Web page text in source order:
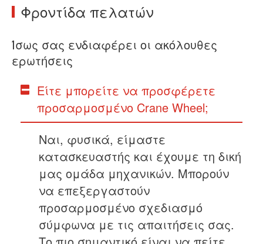
Φροντίδα πελατών
Ίσως σας ενδιαφέρει οι ακόλουθες
ερωτήσεις
Είτε μπορείτε να προσφέρετε
προσαρμοσμένο Crane Wheel;
Ναι, φυσικά, είμαστε
κατασκευαστής και έχουμε τη δική
μας ομάδα μηχανικών. Μπορούν
να επεξεργαστούν
προσαρμοσμένο σχεδιασμό
σύμφωνα με τις απαιτήσεις σας.